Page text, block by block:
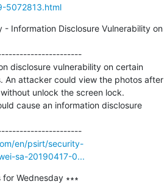
5072813.html
- Information Disclosure Vulnerability on
disclosure vulnerability on certain
An attacker could view the photos after
unlock the screen lock.
cause an information disclosure
---------------------------------------------
en/psirt/security-
sa-20190417-0...
Wednesday ∗∗∗